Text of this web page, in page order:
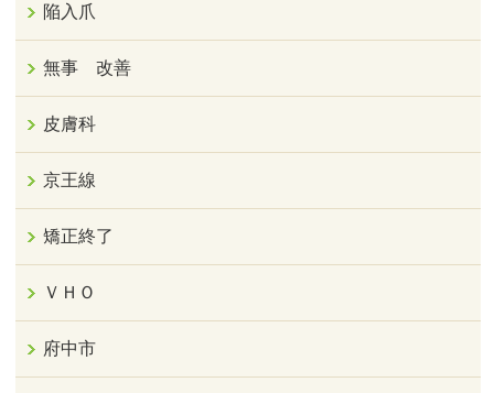
陥入爪
無事 改善
皮膚科
京王線
矯正終了
ＶＨＯ
府中市